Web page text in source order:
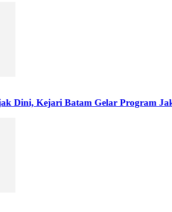
Dini, Kejari Batam Gelar Program